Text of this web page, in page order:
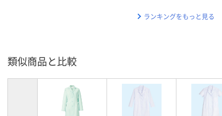
ランキングをもっと見る
類似商品と比較